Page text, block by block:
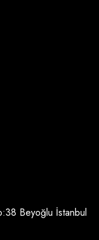
Beyoğlu İstanbul